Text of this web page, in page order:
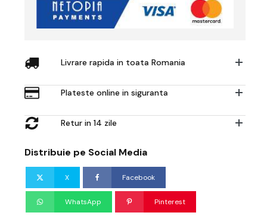
Livrare rapida in toata Romania
Plateste online in siguranta
Retur in 14 zile
Distribuie pe Social Media
X Facebook
WhatsApp Pinterest